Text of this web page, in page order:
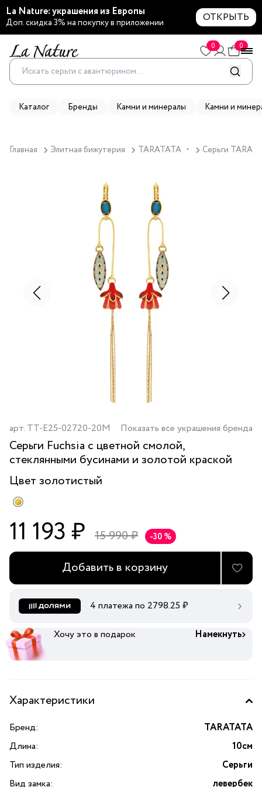
La Nature: украшения из Европы
Доп. скидка 3% на покупку в приложении ОТКРЫТЬ
0 0
Каталог Бренды Камни и минералы Камни и
Главная Элитная бижутерия TARATATA ▼ Серьги
арт. TT-E25-02720-20M Показать все украшения бренда
Серьги Fuchsia с цветной смолой,
стеклянными бусинами и золотой краской
Цвет золотистый
11 193 ₽ 15 990 ₽ -30 %
Добавить в корзину
4 платежа по 2798.25 ₽
Хочу это в подарок Намекнуть
Характеристики
Бренд:
TARATATA
Длина:
10см
Тип изделия:
Серьги
Вид замка:
левербек